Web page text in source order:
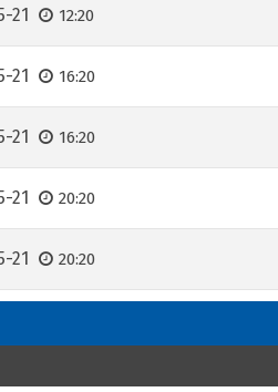
21 12:20
21 16:20
21 16:20
21 20:20
21 20:20